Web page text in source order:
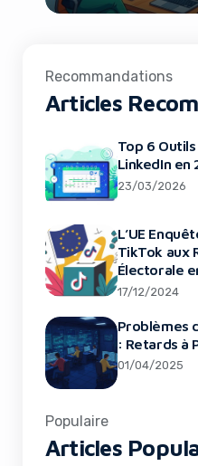
Recommandations
Articles
Top 6
LinkedIn en
23/03/2026
L’UE
TikTok aux
Électorale
17/12/2024
Problèmes
: Retards à
01/04/2025
Populaire
Articles